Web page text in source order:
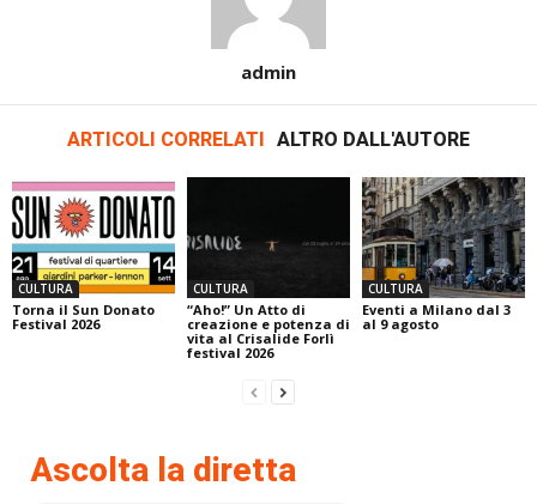
admin
ARTICOLI CORRELATI ALTRO DALL'AUTORE
CULTURA
Torna il Sun Donato
Festival 2026
CULTURA
“Aho!” Un Atto di
creazione e potenza di
vita al Crisalide Forlì
festival 2026
CULTURA
Eventi a Milano dal 3
al 9 agosto
Ascolta la diretta